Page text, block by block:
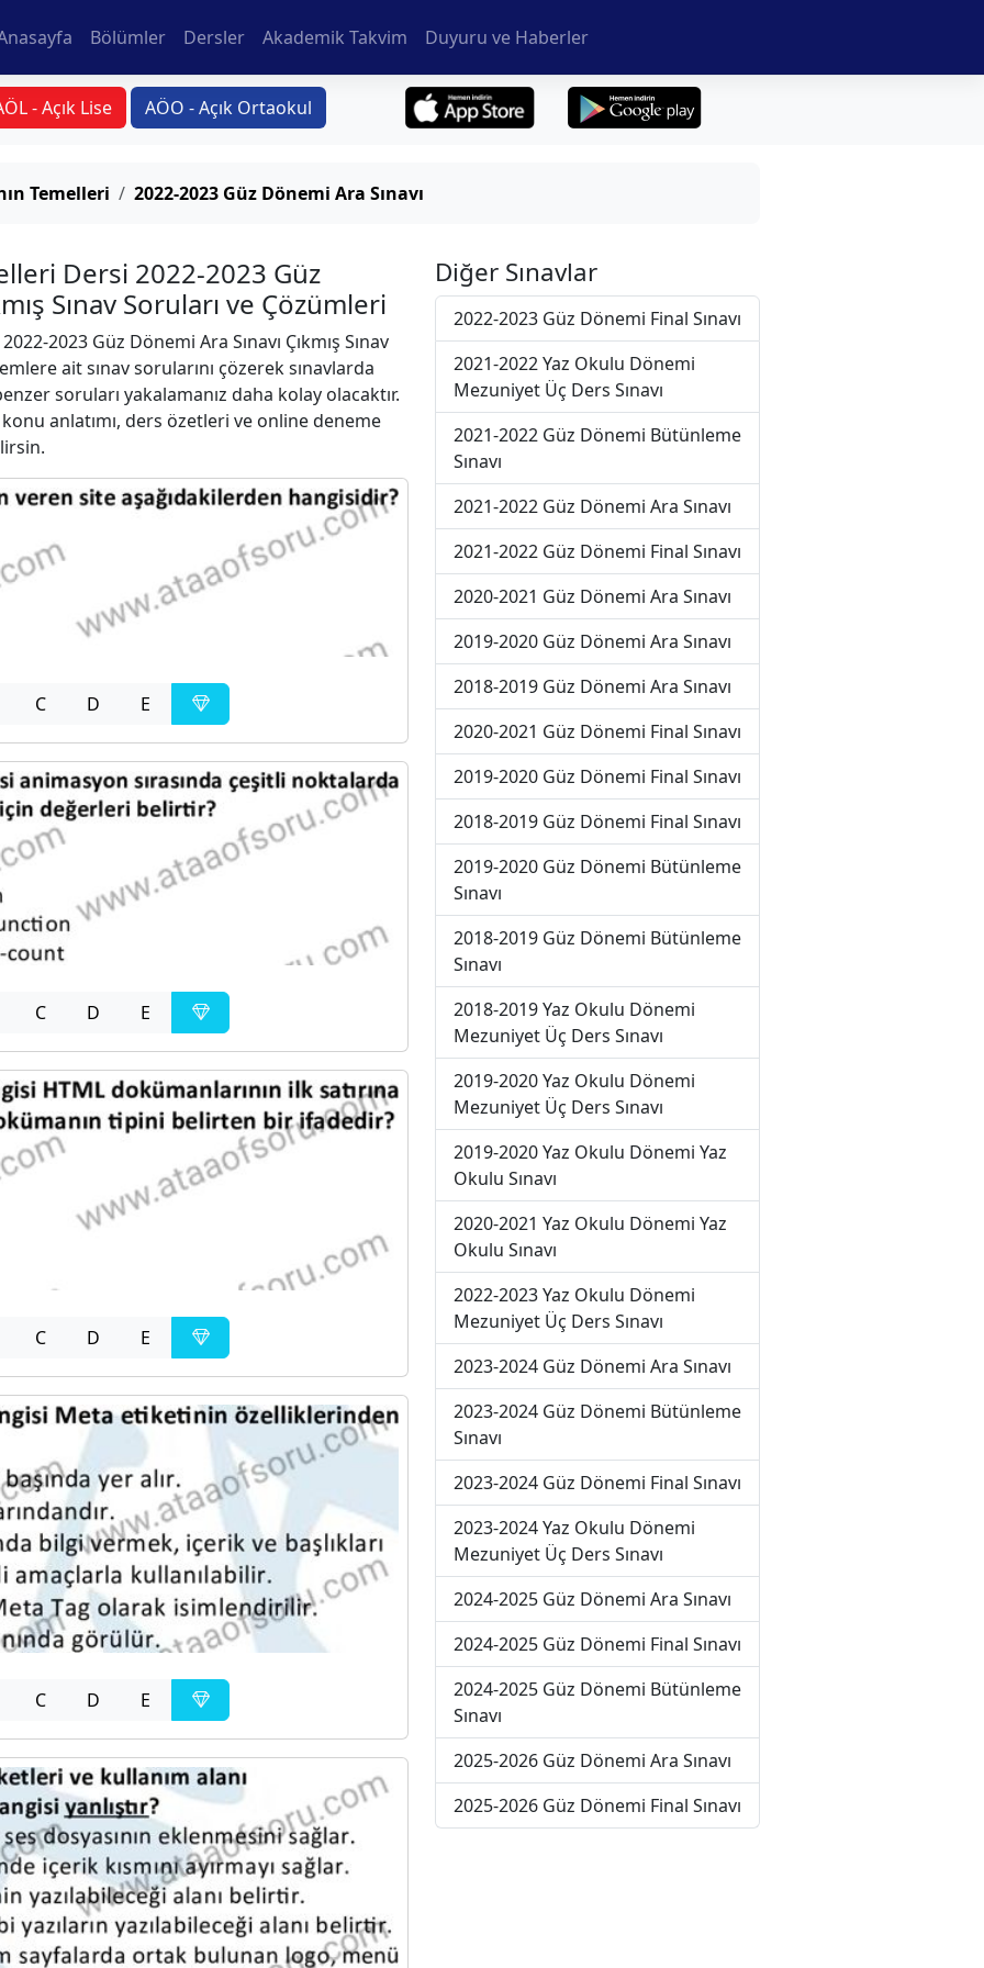
Bölümler Dersler Akademik Takvim Duyuru ve Haberler
- Açık Lise AÖO - Açık Ortaokul
Temelleri 2022-2023 Güz Dönemi Ara Sınavı
Dersi 2022-2023 Güz
Sınav Soruları ve Çözümleri
2022-2023 Güz Dönemi Ara Sınavı Çıkmış Sınav
ait sınav sorularını çözerek sınavlarda
soruları yakalamanız daha kolay olacaktır.
konu anlatımı, ders özetleri ve online deneme
C D E
C D E
C D E
C D E
Diğer Sınavlar
2022-2023 Güz Dönemi Final Sınavı
2021-2022 Yaz Okulu Dönemi
Mezuniyet Üç Ders Sınavı
2021-2022 Güz Dönemi Bütünleme
Sınavı
2021-2022 Güz Dönemi Ara Sınavı
2021-2022 Güz Dönemi Final Sınavı
2020-2021 Güz Dönemi Ara Sınavı
2019-2020 Güz Dönemi Ara Sınavı
2018-2019 Güz Dönemi Ara Sınavı
2020-2021 Güz Dönemi Final Sınavı
2019-2020 Güz Dönemi Final Sınavı
2018-2019 Güz Dönemi Final Sınavı
2019-2020 Güz Dönemi Bütünleme
Sınavı
2018-2019 Güz Dönemi Bütünleme
Sınavı
2018-2019 Yaz Okulu Dönemi
Mezuniyet Üç Ders Sınavı
2019-2020 Yaz Okulu Dönemi
Mezuniyet Üç Ders Sınavı
2019-2020 Yaz Okulu Dönemi Yaz
Okulu Sınavı
2020-2021 Yaz Okulu Dönemi Yaz
Okulu Sınavı
2022-2023 Yaz Okulu Dönemi
Mezuniyet Üç Ders Sınavı
2023-2024 Güz Dönemi Ara Sınavı
2023-2024 Güz Dönemi Bütünleme
Sınavı
2023-2024 Güz Dönemi Final Sınavı
2023-2024 Yaz Okulu Dönemi
Mezuniyet Üç Ders Sınavı
2024-2025 Güz Dönemi Ara Sınavı
2024-2025 Güz Dönemi Final Sınavı
2024-2025 Güz Dönemi Bütünleme
Sınavı
2025-2026 Güz Dönemi Ara Sınavı
2025-2026 Güz Dönemi Final Sınavı